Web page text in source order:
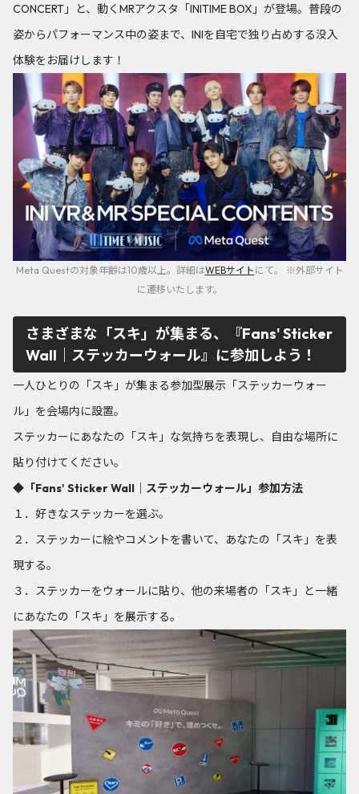
CONCERT」と、動くMRアクスタ「INITIME BOX」が登場。普段の
姿からパフォーマンス中の姿まで、INIを自宅で独り占めする没入
体験をお届けします！
Meta Questの対象年齢は10歳以上。詳細はWEBサイト にて。 ※外部サイト
に遷移いたします。
さまざまな「スキ」が集まる、『Fans' Sticker
Wall｜ステッカーウォール』に参加しよう！
一人ひとりの「スキ」が集まる参加型展示「ステッカーウォー
ル」を会場内に設置。
ステッカーにあなたの「スキ」な気持ちを表現し、自由な場所に
貼り付けてください。
◆「Fans' Sticker Wall｜ステッカーウォール」参加方法
１．好きなステッカーを選ぶ。
２．ステッカーに絵やコメントを書いて、あなたの「スキ」を表
現する。
３．ステッカーをウォールに貼り、他の来場者の「スキ」と一緒
にあなたの「スキ」を展示する。